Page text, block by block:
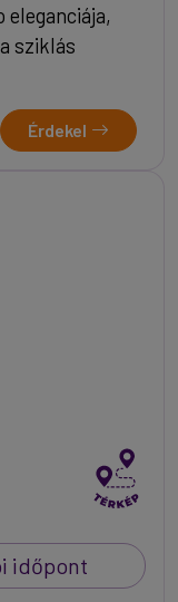
eleganciája,
sziklás
Érdekel
időpont